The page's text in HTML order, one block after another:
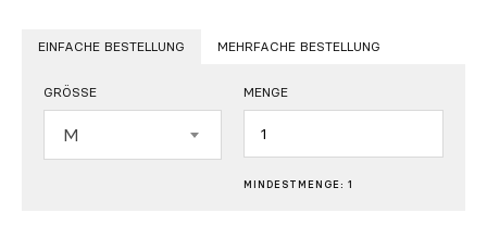
EINFACHE BESTELLUNG MEHRFACHE BESTELLUNG
GRÖSSE
M
MENGE
MINDESTMENGE: 1